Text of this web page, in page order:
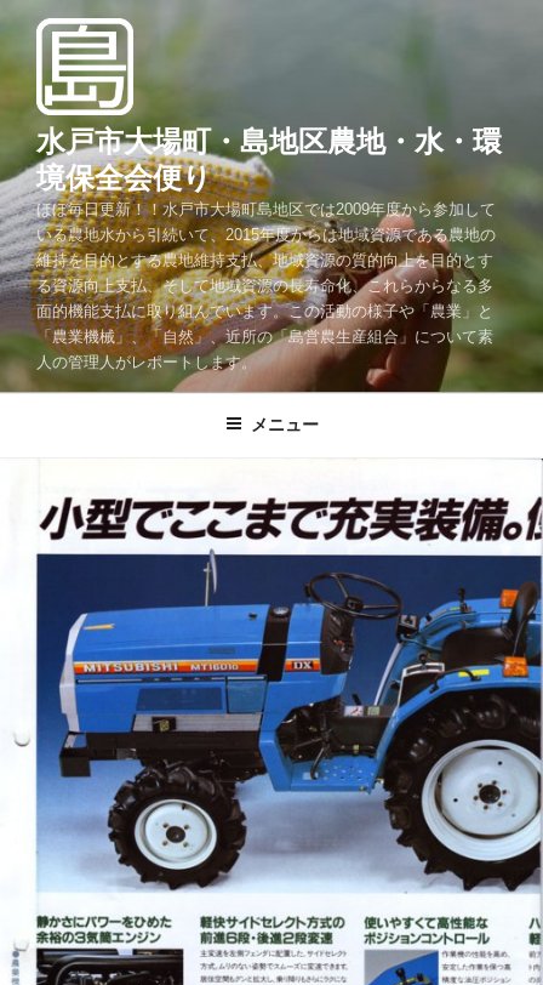
ス
キ
ッ
プ
水戸市大場町・島地区農地・水・環
境保全会便り
ほぼ毎日更新！！水戸市大場町島地区では2009年度から参加して
いる農地水から引続いて、2015年度からは地域資源である農地の
維持を目的とする農地維持支払、地域資源の質的向上を目的とす
る資源向上支払、そして地域資源の長寿命化、これらからなる多
面的機能支払に取り組んでいます。この活動の様子や「農業」と
「農業機械」、「自然」、近所の「島営農生産組合」について素
人の管理人がレポートします。
メニュー